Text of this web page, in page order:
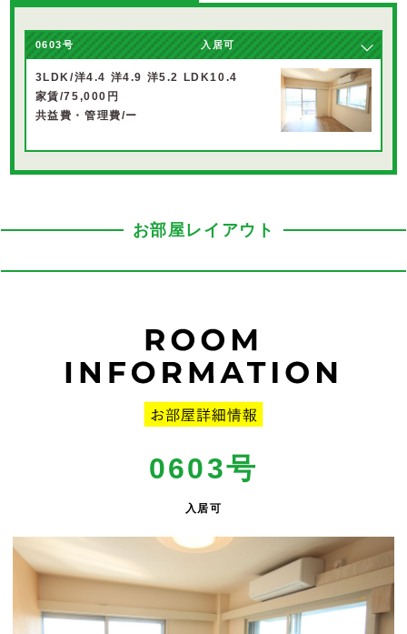
0603号 入居可
3LDK/洋4.4 洋4.9 洋5.2 LDK10.4
家賃/75,000円
共益費・管理費/ー
お部屋レイアウト
0603号
入居可